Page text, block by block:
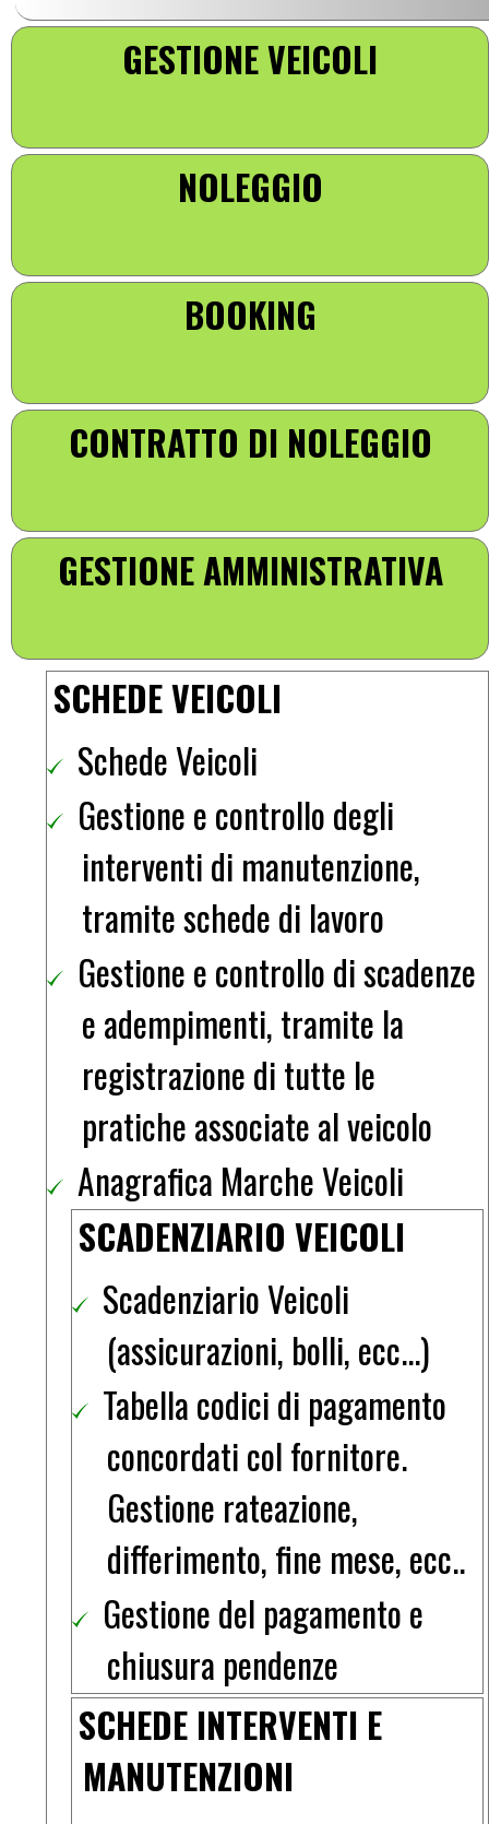
GESTIONE VEICOLI
NOLEGGIO
BOOKING
CONTRATTO DI NOLEGGIO
GESTIONE AMMINISTRATIVA
SCHEDE VEICOLI
Schede Veicoli
Gestione e controllo degli
interventi di manutenzione,
tramite schede di lavoro
Gestione e controllo di scadenze
e adempimenti, tramite la
registrazione di tutte le
pratiche associate al veicolo
Anagrafica Marche Veicoli
SCADENZIARIO VEICOLI
Scadenziario Veicoli
(assicurazioni, bolli, ecc...)
Tabella codici di pagamento
concordati col fornitore.
Gestione rateazione,
differimento, fine mese, ecc..
Gestione del pagamento e
chiusura pendenze
SCHEDE INTERVENTI E
MANUTENZIONI